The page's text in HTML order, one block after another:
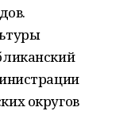
округов